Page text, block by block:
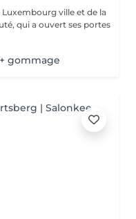
ville et de la
qui a ouvert ses portes
gommage